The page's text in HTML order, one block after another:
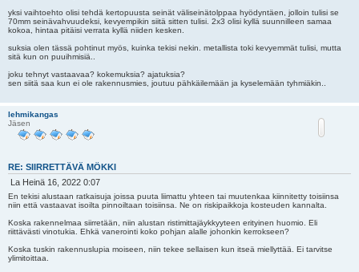
yksi vaihtoehto olisi tehdä kertopuusta seinät väliseinätolppaa hyödyntäen, jolloin tulisi se
70mm seinävahvuudeksi, kevyempikin siitä sitten tulisi. 2x3 olisi kyllä suunnilleen samaa
kokoa, hintaa pitäisi verrata kyllä niiden kesken.
suksia olen tässä pohtinut myös, kuinka tekisi nekin. metallista toki kevyemmät tulisi, mutta
sitä kun on puuihmisiä..
joku tehnyt vastaavaa? kokemuksia? ajatuksia?
sen siitä saa kun ei ole rakennusmies, joutuu pähkäilemään ja kyselemään tyhmiäkin..
lehmikangas
Jäsen
RE: SIIRRETTÄVÄ MÖKKI
V
i
e
t
i
La Heinä 16, 2022 0:07
En tekisi alustaan ratkaisuja joissa puuta liimattu yhteen tai muutenkaa kiinnitetty toisiinsa
niin että vastaavat isoilta pinnoiltaan toisiinsa. Ne on riskipaikkoja kosteuden kannalta.
Koska rakennelmaa siirretään, niin alustan ristimittajäykkyyteen erityinen huomio. Eli
riittävästi vinotukia. Ehkä vanerointi koko pohjan alalle johonkin kerrokseen?
Koska tuskin rakennuslupia moiseen, niin tekee sellaisen kun itseä miellyttää. Ei tarvitse
ylimitoittaa.